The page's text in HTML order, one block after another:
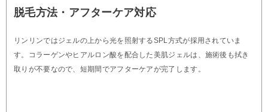
脱毛方法・アフターケア対応
リンリンではジェルの上から光を照射するSPL方式が採用されていま
す。コラーゲンやヒアルロン酸を配合した美肌ジェルは、施術後も拭き
取りが不要なので、短期間でアフターケアが完了します。